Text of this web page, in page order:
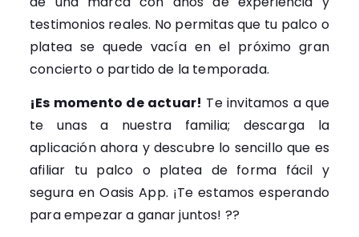
testimonios reales. No permitas que tu palco o
platea se quede vacía en el próximo gran
concierto o partido de la temporada.
¡Es momento de actuar! Te invitamos a que
te unas a nuestra familia; descarga la
aplicación ahora y descubre lo sencillo que es
afiliar tu palco o platea de forma fácil y
segura en Oasis App. ¡Te estamos esperando
para empezar a ganar juntos! ??